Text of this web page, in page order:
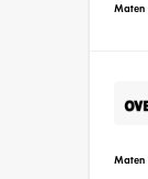
Maten
Maten